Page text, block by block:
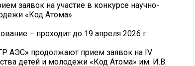
заявок на участие в конкурсе научно-
«Код Атома»
– проходит до 19 апреля 2026 г.
АЭС» продолжают прием заявок на IV
детей и молодежи «Код Атома» им. И.В.